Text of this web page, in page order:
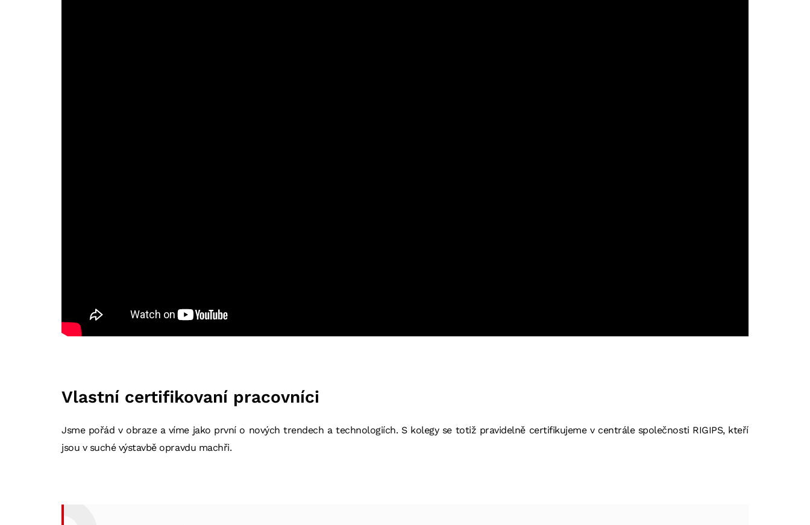
Vlastní certifikovaní pracovníci
Jsme pořád v obraze a víme jako první o nových trendech a technologiích. S kolegy se totiž pravidelně certifikujeme v centrále společnosti RIGIPS, kteří
jsou v suché výstavbě opravdu machři.